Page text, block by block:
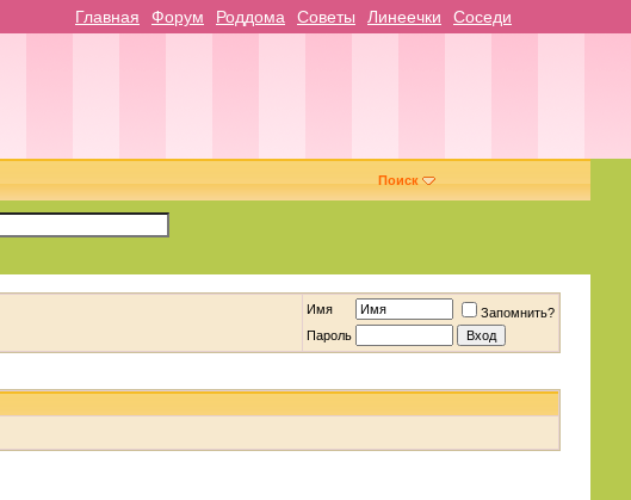
Главная Форум Роддома Советы Линеечки Соседи
Поиск
Имя
Запомнить?
Пароль